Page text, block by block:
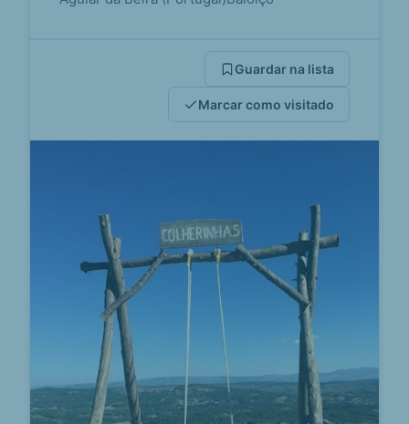
Guardar na lista
Marcar como visitado